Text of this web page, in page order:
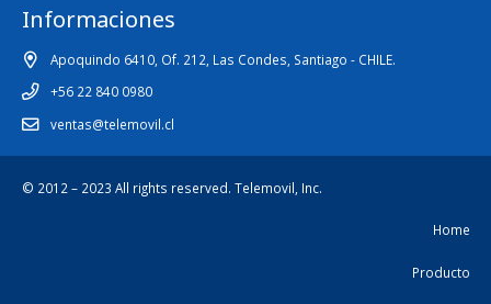
Informaciones
Apoquindo 6410, Of. 212, Las Condes, Santiago - CHILE.
+56 22 840 0980
ventas@telemovil.cl
© 2012 – 2023 All rights reserved. Telemovil, Inc.
Home
Producto